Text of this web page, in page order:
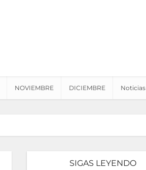
NOVIEMBRE DICIEMBRE Noticias
SIGAS LEYENDO